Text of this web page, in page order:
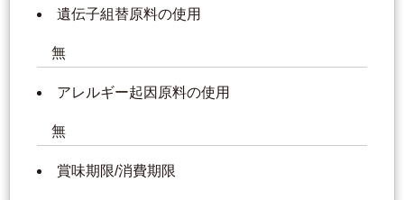
遺伝子組替原料の使用
無
アレルギー起因原料の使用
無
賞味期限/消費期限